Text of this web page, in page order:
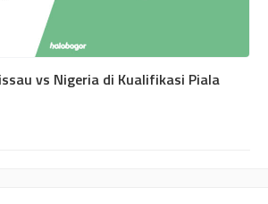
vs Nigeria di Kualifikasi Piala